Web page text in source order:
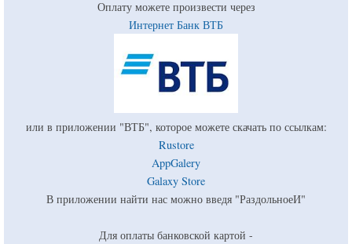
Оплату можете произвести через
Интернет Банк ВТБ
или в приложении "ВТБ", которое можете скачать по ссылкам:
Rustore
AppGalery
Galaxy Store
В приложении найти нас можно введя "РаздольноеИ"
Для оплаты банковской картой -